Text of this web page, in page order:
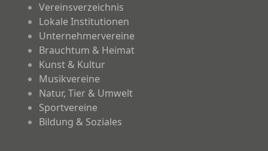
Vereinsverzeichnis
Lokale Institutionen
Unternehmervereine
Brauchtum & Heimat
Kunst & Kultur
Musikvereine
Natur, Tier & Umwelt
Sportvereine
Bildung & Soziales